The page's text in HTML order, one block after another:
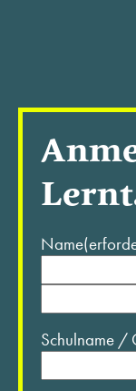
Name
Schulname /